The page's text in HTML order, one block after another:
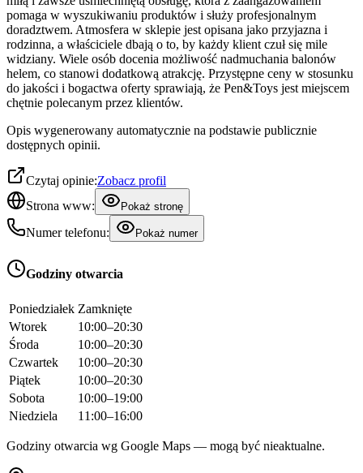
pomaga w wyszukiwaniu produktów i służy profesjonalnym
doradztwem. Atmosfera w sklepie jest opisana jako przyjazna i
rodzinna, a właściciele dbają o to, by każdy klient czuł się mile
widziany. Wiele osób docenia możliwość nadmuchania balonów
helem, co stanowi dodatkową atrakcję. Przystępne ceny w stosunku
do jakości i bogactwa oferty sprawiają, że Pen&Toys jest miejscem
chętnie polecanym przez klientów.
Opis wygenerowany automatycznie na podstawie publicznie
dostępnych opinii.
Czytaj opinie:Zobacz profil
Strona www:
Pokaż stronę
Numer telefonu: Pokaż numer
Godziny otwarcia
Poniedziałek Zamknięte
Wtorek
10:00–20:30
Środa
10:00–20:30
Czwartek
10:00–20:30
Piątek
10:00–20:30
Sobota
10:00–19:00
Niedziela
11:00–16:00
Godziny otwarcia wg Google Maps — mogą być nieaktualne.